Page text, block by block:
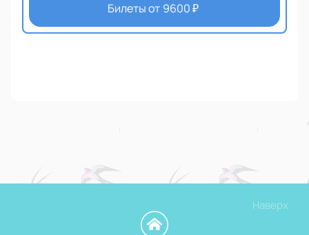
Билеты от 9600₽
Наверх